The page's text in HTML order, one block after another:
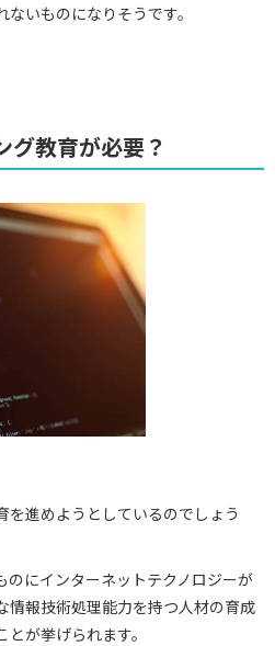
いものになりそうです。
グ教育が必要？
を進めようとしているのでしょう
のにインターネットテクノロジーが
情報技術処理能力を持つ人材の育成
が挙げられます。